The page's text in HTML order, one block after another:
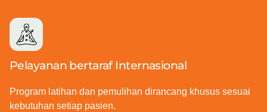
Pelayanan bertaraf Internasional
Program latihan dan pemulihan dirancang khusus sesuai
kebutuhan setiap pasien.